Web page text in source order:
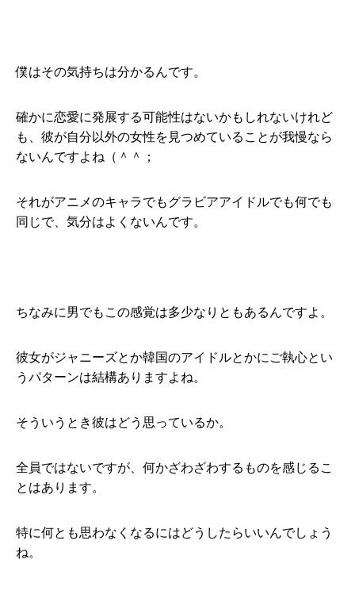
僕はその気持ちは分かるんです。
確かに恋愛に発展する可能性はないかもしれないけれど
も、彼が自分以外の女性を見つめていることが我慢なら
ないんですよね（＾＾；
それがアニメのキャラでもグラビアアイドルでも何でも
同じで、気分はよくないんです。
ちなみに男でもこの感覚は多少なりともあるんですよ。
彼女がジャニーズとか韓国のアイドルとかにご執心とい
うパターンは結構ありますよね。
そういうとき彼はどう思っているか。
全員ではないですが、何かざわざわするものを感じるこ
とはあります。
特に何とも思わなくなるにはどうしたらいいんでしょう
ね。